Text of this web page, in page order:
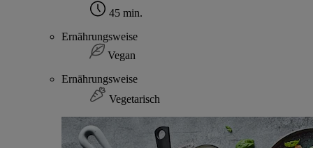
45 min.
Ernährungsweise
Vegan
Ernährungsweise
Vegetarisch